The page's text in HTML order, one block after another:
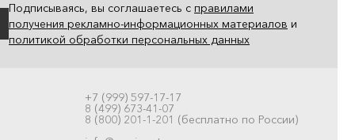
Подписываясь, вы соглашаетесь с правилами
получения рекламно-информационных материалов и
политикой обработки персональных данных
+7 (999) 597-17-17
8 (499) 673-41-07
8 (800) 201-1-201 (бесплатно по России)